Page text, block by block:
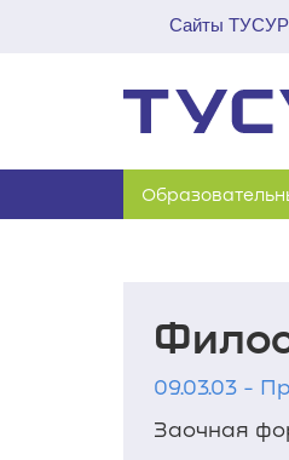
Сайты
09.03.03 -
Заочная